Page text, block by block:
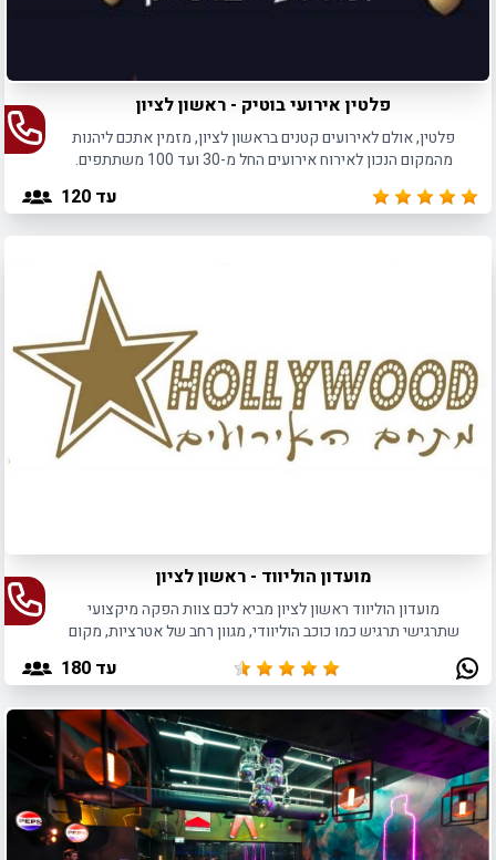
פלטין אירועי בוטיק - ראשון לציון
פלטין, אולם לאירועים קטנים בראשון לציון, מזמין אתכם ליהנות
מהמקום הנכון לאירוח אירועים החל מ-30 ועד 100 משתתפים.
עד 120
מועדון הוליווד - ראשון לציון
מועדון הוליווד ראשון לציון מביא לכם צוות הפקה מיקצועי
שתרגישי תרגיש כמו כוכב הוליוודי, מגוון רחב של אטרציות, מקום
עד 180